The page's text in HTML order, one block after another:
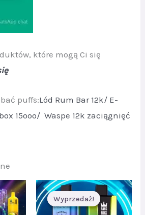
które mogą Ci się
puffs:Lód Rum Bar 12k/ E-
15ooo/ Waspe 12k zaciągnięć
Wyprzedaż!
Wyprzedaż!